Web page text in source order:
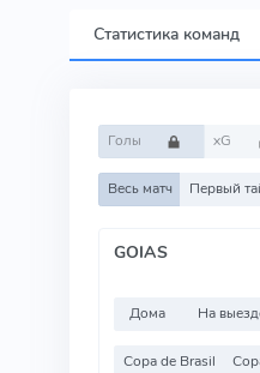
Статистика команд
Голы xG
Весь матч Первый
GOIAS
Дома На
Copa de Brasil